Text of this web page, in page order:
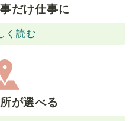
だけ仕事に
く読む
が選べる